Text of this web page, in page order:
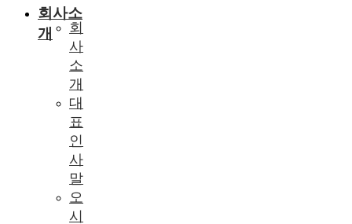
회사소
개
회
사
소
개
대
표
인
사
말
오
시